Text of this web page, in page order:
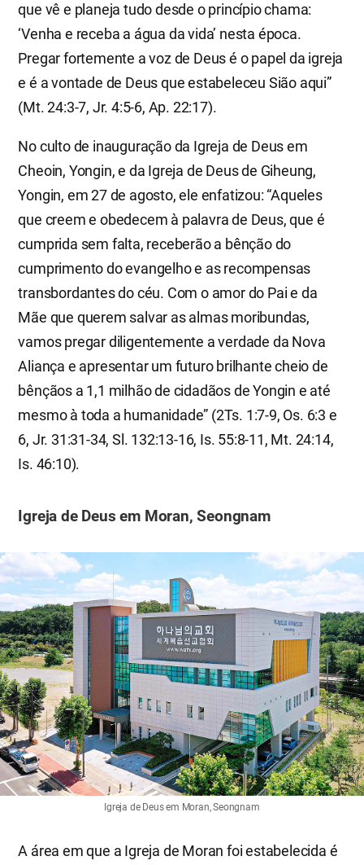
que vê e planeja tudo desde o princípio chama:
‘Venha e receba a água da vida’ nesta época.
Pregar fortemente a voz de Deus é o papel da igreja
e é a vontade de Deus que estabeleceu Sião aqui”
(Mt. 24:3-7, Jr. 4:5-6, Ap. 22:17).
No culto de inauguração da Igreja de Deus em
Cheoin, Yongin, e da Igreja de Deus de Giheung,
Yongin, em 27 de agosto, ele enfatizou: “Aqueles
que creem e obedecem à palavra de Deus, que é
cumprida sem falta, receberão a bênção do
cumprimento do evangelho e as recompensas
transbordantes do céu. Com o amor do Pai e da
Mãe que querem salvar as almas moribundas,
vamos pregar diligentemente a verdade da Nova
Aliança e apresentar um futuro brilhante cheio de
bênçãos a 1,1 milhão de cidadãos de Yongin e até
mesmo à toda a humanidade” (2Ts. 1:7-9, Os. 6:3 e
6, Jr. 31:31-34, Sl. 132:13-16, Is. 55:8-11, Mt. 24:14,
Is. 46:10).
Igreja de Deus em Moran, Seongnam
Igreja de Deus em Moran, Seongnam
A área em que a Igreja de Moran foi estabelecida é